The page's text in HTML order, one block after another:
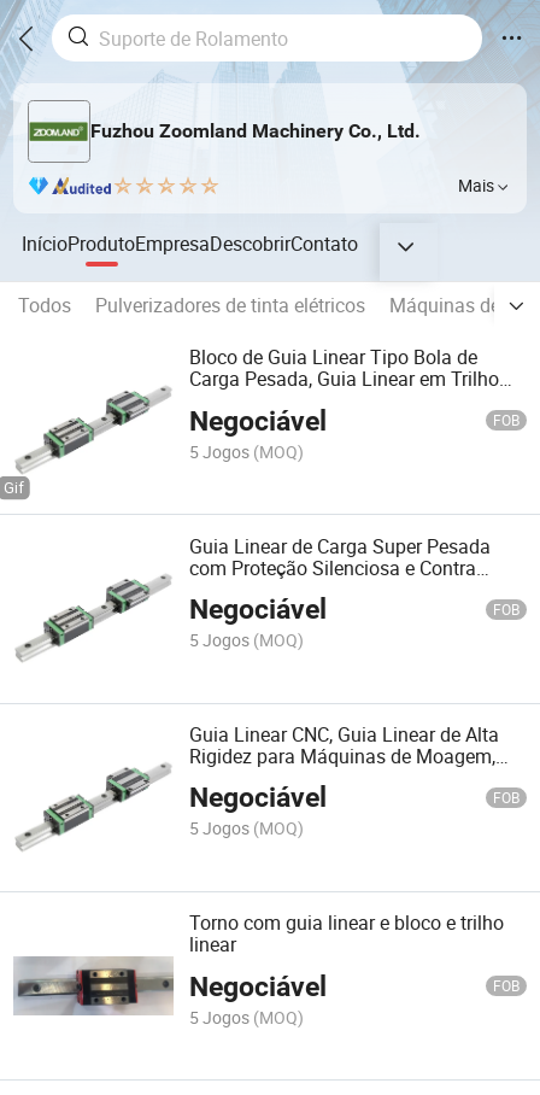
Fuzhou Zoomland Machinery Co., Ltd.
Mais
InícioProdutoEmpresaDescobrirContato
Todos Pulverizadores de tinta elétricos
Máquinas de
Bloco de Guia Linear Tipo Bola de
Carga Pesada, Guia Linear em Trilho
Negociável FOB
5 Jogos (MOQ)
Guia Linear de Carga Super Pesada
com Proteção Silenciosa e Contra
Negociável FOB
5 Jogos (MOQ)
Guia Linear CNC, Guia Linear de Alta
Rigidez para Máquinas de Moagem,
Negociável FOB
5 Jogos (MOQ)
Torno com guia linear e bloco e trilho
linear
Negociável FOB
5 Jogos (MOQ)